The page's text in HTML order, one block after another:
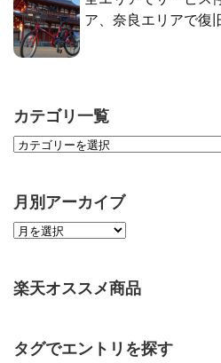
ア、奈良エリアで復
カテゴリ一覧
月別アーカイブ
楽天オススメ商品
タグでエントリを探す